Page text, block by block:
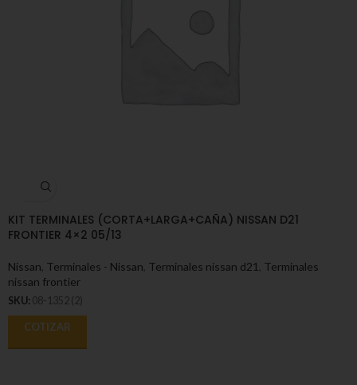
KIT TERMINALES (CORTA+LARGA+CAÑA) NISSAN D21
FRONTIER 4×2 05/13
Nissan Terminales - Nissan Terminales nissan d21 Terminales
nissan frontier
SKU: 08-1352 (2)
COTIZAR